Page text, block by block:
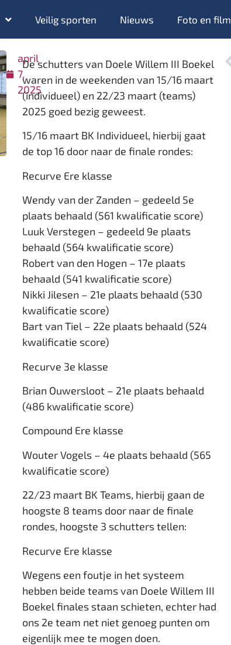
Veilig sporten Nieuws Foto en film
april
7,
2025
De schutters van Doele Willem III Boekel
waren in de weekenden van 15/16 maart
(individueel) en 22/23 maart (teams)
2025 goed bezig geweest.
15/16 maart BK Individueel, hierbij gaat
de top 16 door naar de finale rondes:
Recurve Ere klasse
Wendy van der Zanden – gedeeld 5e
plaats behaald (561 kwalificatie score)
Luuk Verstegen – gedeeld 9e plaats
behaald (564 kwalificatie score)
Robert van den Hogen – 17e plaats
behaald (541 kwalificatie score)
Nikki Jilesen – 21e plaats behaald (530
kwalificatie score)
Bart van Tiel – 22e plaats behaald (524
kwalificatie score)
Recurve 3e klasse
Brian Ouwersloot – 21e plaats behaald
(486 kwalificatie score)
Compound Ere klasse
Wouter Vogels – 4e plaats behaald (565
kwalificatie score)
22/23 maart BK Teams, hierbij gaan de
hoogste 8 teams door naar de finale
rondes, hoogste 3 schutters tellen:
Recurve Ere klasse
Wegens een foutje in het systeem
hebben beide teams van Doele Willem III
Boekel finales staan schieten, echter had
ons 2e team net niet genoeg punten om
eigenlijk mee te mogen doen.